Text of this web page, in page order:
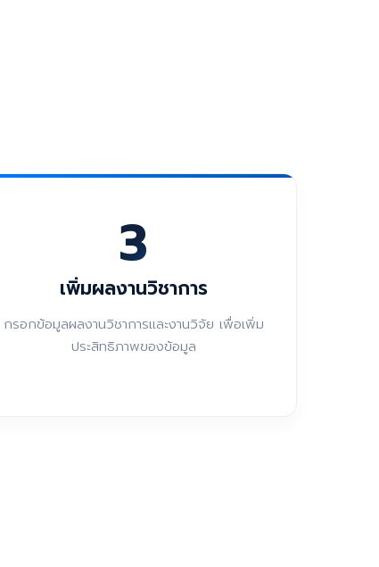
3
เพิ่มผลงานวิชาการ
กรอกข้อมูลผลงานวิชาการและงานวิจัย เพื่อเพิ่ม
ประสิทธิภาพของข้อมูล